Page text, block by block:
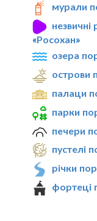
мурали
«Росохан»
озера
острови
палаци
парки
печери
пустелі
річки
фортеці